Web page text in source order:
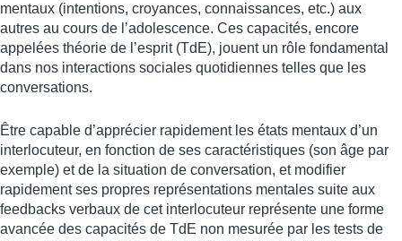
mentaux (intentions, croyances, connaissances, etc.) aux
autres au cours de l’adolescence. Ces capacités, encore
appelées théorie de l’esprit (TdE), jouent un rôle fondamental
dans nos interactions sociales quotidiennes telles que les
conversations.
Être capable d’apprécier rapidement les états mentaux d’un
interlocuteur, en fonction de ses caractéristiques (son âge par
exemple) et de la situation de conversation, et modifier
rapidement ses propres représentations mentales suite aux
feedbacks verbaux de cet interlocuteur représente une forme
avancée des capacités de TdE non mesurée par les tests de